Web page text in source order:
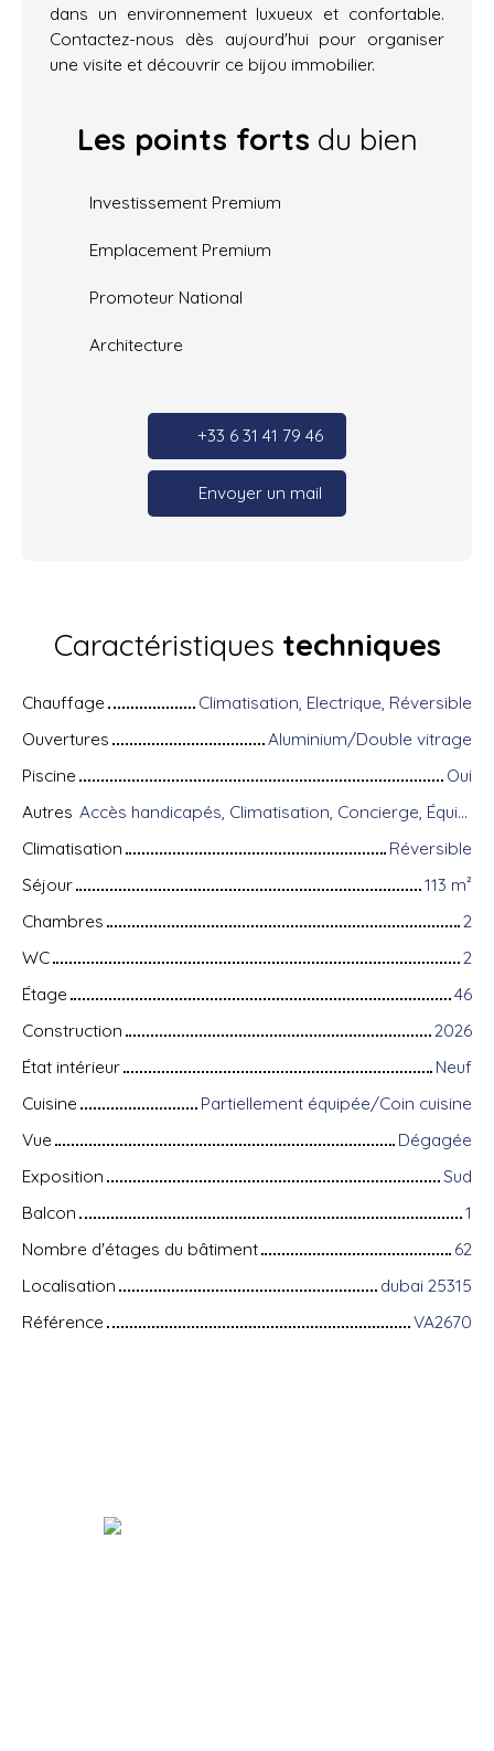
dans un environnement luxueux et confortable.
Contactez-nous dès aujourd'hui pour organiser
une visite et découvrir ce bijou immobilier.
Les points forts du bien
Investissement Premium
Emplacement Premium
Promoteur National
Architecture
+33 6 31 41 79 46
Envoyer un mail
Caractéristiques techniques
Chauffage
Climatisation, Electrique, Réversible
Ouvertures
Aluminium/Double vitrage
Piscine
Oui
Autres
Accès handicapés, Climatisation, Concierge, Équipements domotiques, Fibre optique, Gardien, Système d'alarme, Visiophone
Climatisation
Réversible
Séjour
113 m²
Chambres
2
WC
2
Étage
46
Construction
2026
État intérieur
Neuf
Cuisine
Partiellement équipée/Coin cuisine
Vue
Dégagée
Exposition
Sud
Balcon
1
Nombre d'étages du bâtiment
62
Localisation
dubai 25315
Référence
VA2670